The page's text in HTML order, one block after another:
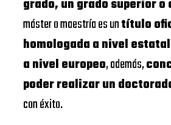
grado, un grado superior
máster o maestría es untítulo
homologada a nivel
a nivel europeo, además,
poder realizar un
con éxito.